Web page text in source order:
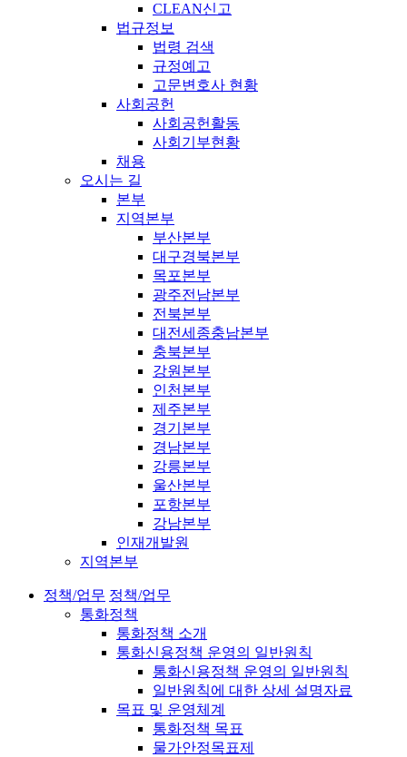
CLEAN신고
법규정보
법령 검색
규정예고
고문변호사 현황
사회공헌
사회공헌활동
사회기부현황
채용
오시는 길
본부
지역본부
부산본부
대구경북본부
목포본부
광주전남본부
전북본부
대전세종충남본부
충북본부
강원본부
인천본부
제주본부
경기본부
경남본부
강릉본부
울산본부
포항본부
강남본부
인재개발원
지역본부
정책/업무 정책/업무
통화정책
통화정책 소개
통화신용정책 운영의 일반원칙
통화신용정책 운영의 일반원칙
일반원칙에 대한 상세 설명자료
목표 및 운영체계
통화정책 목표
물가안정목표제